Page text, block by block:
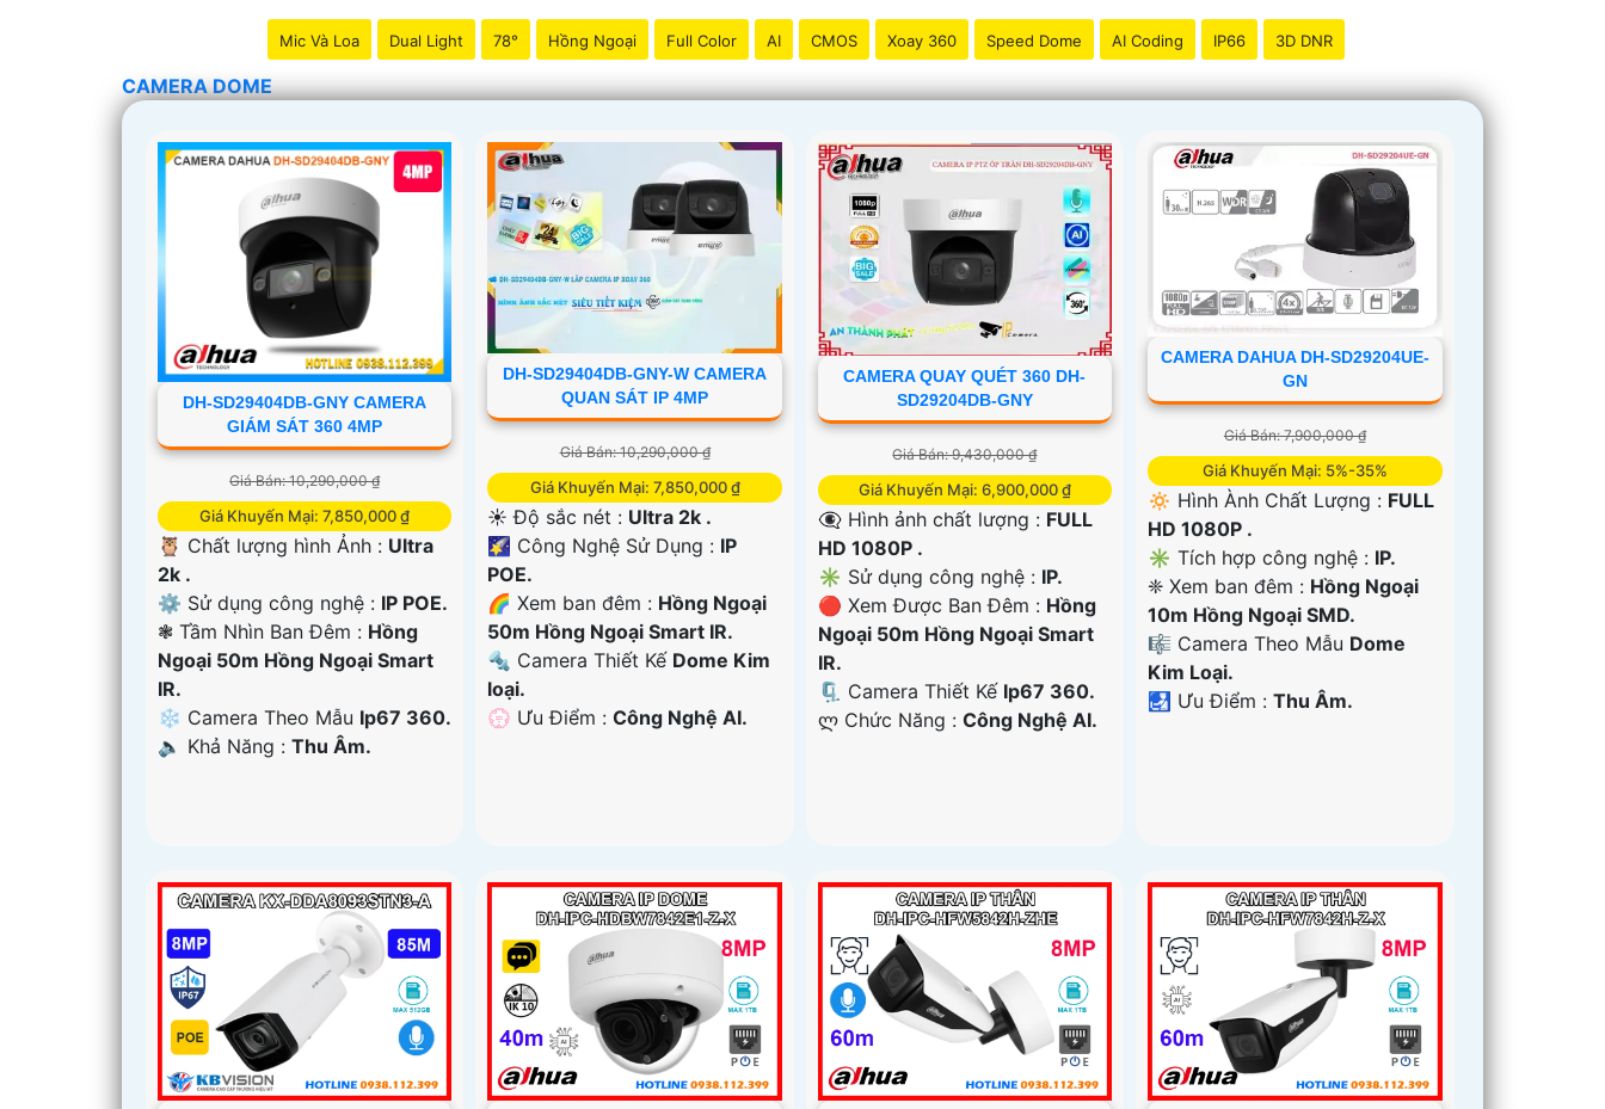
Mic Và Loa Dual Light 78° Hồng Ngoại Full Color AI CMOS Xoay 360 Speed Dome AI Coding IP66 3D DNR
CAMERA DOME
DH-SD29404DB-GNY CAMERA
GIÁM SÁT 360 4MP
Giá Bán: 10,290,000 ₫
Giá Khuyến Mại: 7,850,000 ₫
🦉 Chất lượng hình Ảnh : Ultra
2k .
⚙ Sử dụng công nghệ : IP POE.
❃ Tầm Nhìn Ban Đêm : Hồng
Ngoại 50m Hồng Ngoại Smart
IR.
❄ Camera Theo Mẫu Ip67 360.
️🔈 Khả Năng : Thu Âm.
DH-SD29404DB-GNY-W CAMERA
QUAN SÁT IP 4MP
Giá Bán: 10,290,000 ₫
Giá Khuyến Mại: 7,850,000 ₫
☀️ Độ sắc nét : Ultra 2k .
🌠 Công Nghệ Sử Dụng : IP
POE.
🌈 Xem ban đêm : Hồng Ngoại
50m Hồng Ngoại Smart IR.
🔩 Camera Thiết Kế Dome Kim
loại.
️💮 Ưu Điểm :Công Nghệ AI.
CAMERA QUAY QUÉT 360 DH-
SD29204DB-GNY
Giá Bán: 9,430,000 ₫
Giá Khuyến Mại: 6,900,000 ₫
👁️‍🗨 Hình ảnh chất lượng : FULL
HD 1080P .
✳️ Sử dụng công nghệ : IP.
🔴 Xem Được Ban Đêm : Hồng
Ngoại 50m Hồng Ngoại Smart
IR.
🗜️ Camera Thiết Kế Ip67 360.
️ლ Chức Năng : Công Nghệ AI.
CAMERA DAHUA DH-SD29204UE-
GN
Giá Bán: 7,900,000 ₫
Giá Khuyến Mại: 5%-35%
🔅 Hình Ành Chất Lượng : FULL
HD 1080P .
✳️ Tích hợp công nghệ : IP.
❈ Xem ban đêm : Hồng Ngoại
10m Hồng Ngoại SMD.
🎼️ Camera Theo Mẫu Dome
Kim Loại.
️🛃 Ưu Điểm :Thu Âm.